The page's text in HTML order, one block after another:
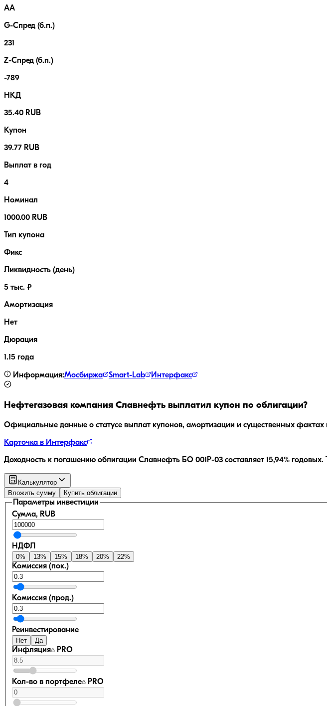
AA
G-Спред (б.п.)
231
Z-Спред (б.п.)
-789
НКД
35.40 RUB
Купон
39.77 RUB
Выплат в год
4
Номинал
1000.00 RUB
Тип купона
Фикс
Ликвидность (день)
5 тыс. ₽
Амортизация
Нет
Дюрация
1.15 года
Информация:Мосбиржа Smart-Lab Интерфакс
Нефтегазовая компания Славнефть выплатил купон по облигации?
Официальные данные о статусе выплат купонов, амортизации и существенных фактах
Карточка в Интерфакс
Доходность к погашению облигации Славнефть БО 001Р-03 составляет 15,94% годовых.
Калькулятор
Вложить сумму
Купить облигации
Параметры инвестиции
Сумма, RUB
НДФЛ
0% 13% 15% 18% 20% 22%
Комиссия (пок.)
Комиссия (прод.)
Реинвестирование
Нет Да
Инфляция PRO
Кол-во в портфеле PRO